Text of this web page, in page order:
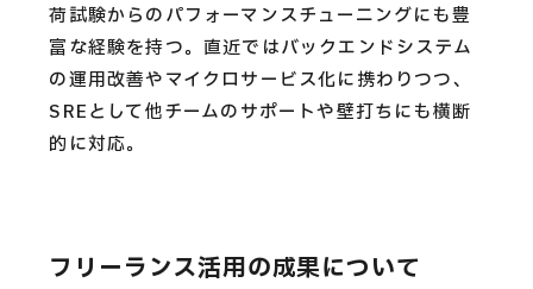
荷試験からのパフォーマンスチューニングにも豊
富な経験を持つ。直近ではバックエンドシステム
の運用改善やマイクロサービス化に携わりつつ、
SREとして他チームのサポートや壁打ちにも横断
的に対応。
フリーランス活用の成果について